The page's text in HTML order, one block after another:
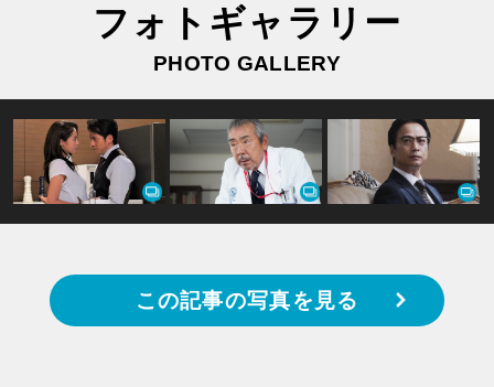
フォトギャラリー
PHOTO GALLERY
この記事の写真を見る